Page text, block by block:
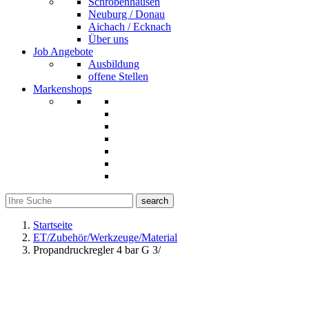
Neuburg / Donau
Aichach / Ecknach
Über uns
Job Angebote
Ausbildung
offene Stellen
Markenshops
search
Startseite
ET/Zubehör/Werkzeuge/Material
Propandruckregler 4 bar G 3/